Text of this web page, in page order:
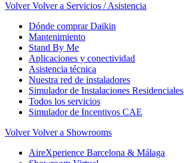
Volver Volver a Servicios / Asistencia
Dónde comprar Daikin
Mantenimiento
Stand By Me
Aplicaciones y conectividad
Asistencia técnica
Nuestra red de instaladores
Simulador de Instalaciones Residenciales
Todos los servicios
Simulador de Incentivos CAE
Volver Volver a Showrooms
AireXperience Barcelona & Málaga